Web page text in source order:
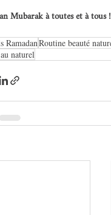
Mubarak à toutes et à
RamadanRoutine beauté
naturel